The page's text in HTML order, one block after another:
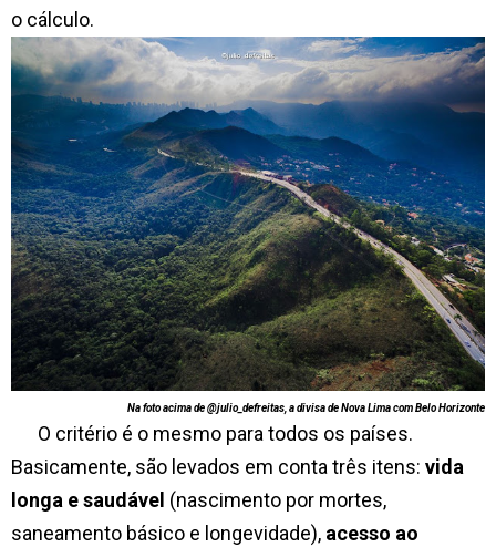
o cálculo.
Na foto acima de @julio_defreitas, a divisa de Nova Lima com Belo Horizonte
O critério é o mesmo para todos os países.
Basicamente, são levados em conta três itens: vida
longa e saudável (nascimento por mortes,
saneamento básico e longevidade), acesso ao